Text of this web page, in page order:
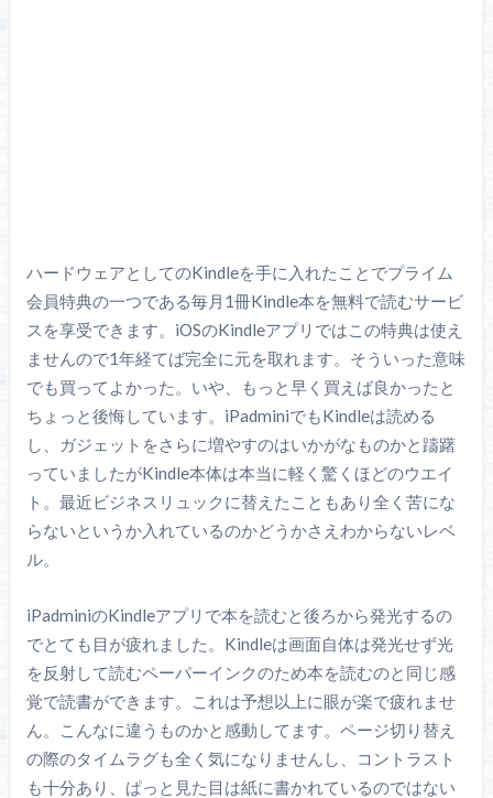
ハードウェアとしてのKindleを手に入れたことでプライム
会員特典の一つである毎月1冊Kindle本を無料で読むサービ
スを享受できます。iOSのKindleアプリではこの特典は使え
ませんので1年経てば完全に元を取れます。そういった意味
でも買ってよかった。いや、もっと早く買えば良かったと
ちょっと後悔しています。iPadminiでもKindleは読める
し、ガジェットをさらに増やすのはいかがなものかと躊躇
っていましたがKindle本体は本当に軽く驚くほどのウエイ
ト。最近ビジネスリュックに替えたこともあり全く苦にな
らないというか入れているのかどうかさえわからないレベ
ル。
iPadminiのKindleアプリで本を読むと後ろから発光するの
でとても目が疲れました。Kindleは画面自体は発光せず光
を反射して読むペーパーインクのため本を読むのと同じ感
覚で読書ができます。これは予想以上に眼が楽で疲れませ
ん。こんなに違うものかと感動してます。ページ切り替え
の際のタイムラグも全く気になりませんし、コントラスト
も十分あり、ぱっと見た目は紙に書かれているのではない